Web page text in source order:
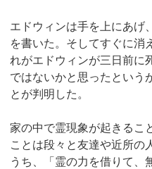
エドウィンは手を上にあげ
を書いた。そしてすぐに消
れがエドウィンが三日前に
ではないかと思ったという
とが判明した。
家の中で霊現象が起きるこ
ことは段々と友達や近所の
うち、「霊の力を借りて、